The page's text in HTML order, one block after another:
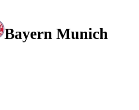
Bayern Munich